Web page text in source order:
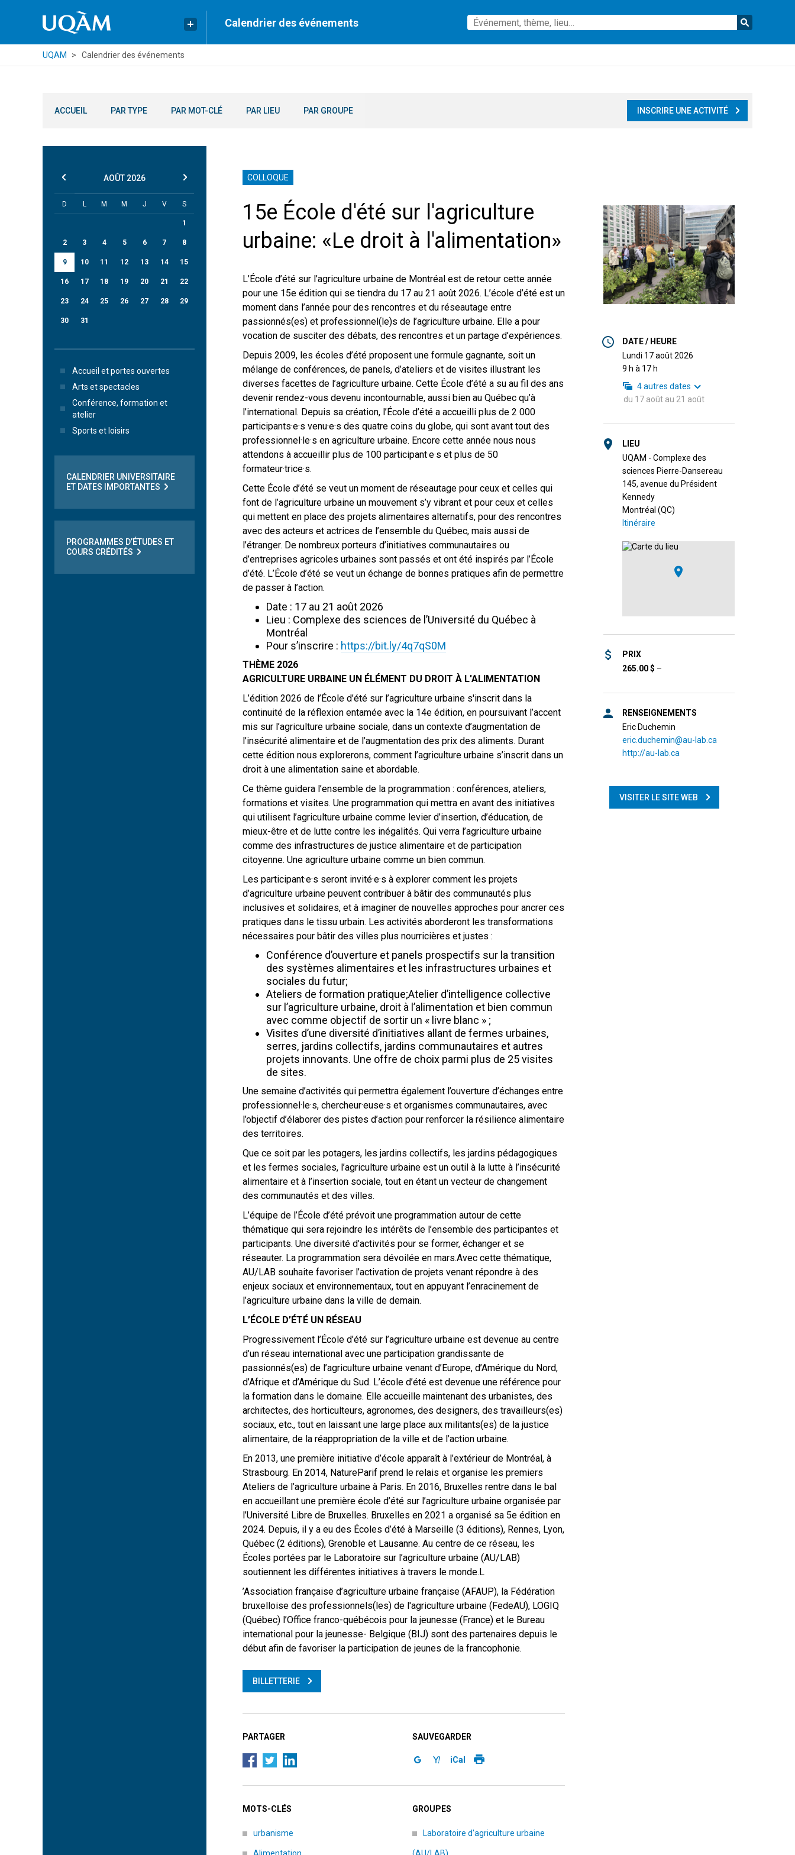
Calendrier des événements
UQAM Calendrier des événements
ACCUEIL PAR TYPE PAR MOT-CLÉ PAR LIEU PAR GROUPE INSCRIRE UNE ACTIVITÉ
COLLOQUE
15e École d'été sur l'agriculture
urbaine: «Le droit à l'alimentation»
L’École d’été sur l’agriculture urbaine de Montréal est de retour cette année
pour une 15e édition qui se tiendra du 17 au 21 août 2026. L’école d’été est un
moment dans l’année pour des rencontres et du réseautage entre
passionnés(es) et professionnel(le)s de l’agriculture urbaine. Elle a pour
vocation de susciter des débats, des rencontres et un partage d’expériences.
Depuis 2009, les écoles d’été proposent une formule gagnante, soit un
mélange de conférences, de panels, d’ateliers et de visites illustrant les
diverses facettes de l’agriculture urbaine. Cette École d’été a su au fil des ans
devenir rendez-vous devenu incontournable, aussi bien au Québec qu’à
l’international. Depuis sa création, l’École d’été a accueilli plus de 2 000
participants·e·s venu·e·s des quatre coins du globe, qui sont avant tout des
professionnel·le·s en agriculture urbaine. Encore cette année nous nous
attendons à accueillir plus de 100 participant·e·s et plus de 50
formateur·trice·s.
Cette École d’été se veut un moment de réseautage pour ceux et celles qui
font de l’agriculture urbaine un mouvement s’y vibrant et pour ceux et celles
qui mettent en place des projets alimentaires alternatifs, pour des rencontres
avec des acteurs et actrices de l’ensemble du Québec, mais aussi de
l’étranger. De nombreux porteurs d’initiatives communautaires ou
d’entreprises agricoles urbaines sont passés et ont été inspirés par l’École
d’été. L’École d’été se veut un échange de bonnes pratiques afin de permettre
de passer à l’action.
Date : 17 au 21 août 2026
Lieu : Complexe des sciences de l’Université du Québec à
Montréal
Pour s’inscrire : https://bit.ly/4q7qS0M
THÈME 2026
AGRICULTURE URBAINE UN ÉLÉMENT DU DROIT À L'ALIMENTATION
L’édition 2026 de l’École d’été sur l’agriculture urbaine s'inscrit dans la
continuité de la réflexion entamée avec la 14e édition, en poursuivant l’accent
mis sur l’agriculture urbaine sociale, dans un contexte d’augmentation de
l’insécurité alimentaire et de l’augmentation des prix des aliments. Durant
cette édition nous explorerons, comment l’agriculture urbaine s’inscrit dans un
droit à une alimentation saine et abordable.
Ce thème guidera l’ensemble de la programmation : conférences, ateliers,
formations et visites. Une programmation qui mettra en avant des initiatives
qui utilisent l’agriculture urbaine comme levier d’insertion, d’éducation, de
mieux-être et de lutte contre les inégalités. Qui verra l’agriculture urbaine
comme des infrastructures de justice alimentaire et de participation
citoyenne. Une agriculture urbaine comme un bien commun.
Les participant·e·s seront invité·e·s à explorer comment les projets
d’agriculture urbaine peuvent contribuer à bâtir des communautés plus
inclusives et solidaires, et à imaginer de nouvelles approches pour ancrer ces
pratiques dans le tissu urbain. Les activités aborderont les transformations
nécessaires pour bâtir des villes plus nourricières et justes :
Conférence d’ouverture et panels prospectifs sur la transition
des systèmes alimentaires et les infrastructures urbaines et
sociales du futur;
Ateliers de formation pratique;Atelier d’intelligence collective
sur l’agriculture urbaine, droit à l’alimentation et bien commun
avec comme objectif de sortir un « livre blanc » ;
Visites d’une diversité d’initiatives allant de fermes urbaines,
serres, jardins collectifs, jardins communautaires et autres
projets innovants. Une offre de choix parmi plus de 25 visites
de sites.
Une semaine d’activités qui permettra également l’ouverture d’échanges entre
professionnel·le·s, chercheur·euse·s et organismes communautaires, avec
l’objectif d’élaborer des pistes d’action pour renforcer la résilience alimentaire
des territoires.
Que ce soit par les potagers, les jardins collectifs, les jardins pédagogiques
et les fermes sociales, l’agriculture urbaine est un outil à la lutte à l’insécurité
alimentaire et à l’insertion sociale, tout en étant un vecteur de changement
des communautés et des villes.
L’équipe de l’École d’été prévoit une programmation autour de cette
thématique qui sera rejoindre les intérêts de l’ensemble des participantes et
participants. Une diversité d’activités pour se former, échanger et se
réseauter. La programmation sera dévoilée en mars.Avec cette thématique,
AU/LAB souhaite favoriser l’activation de projets venant répondre à des
enjeux sociaux et environnementaux, tout en appuyant l’enracinement de
l’agriculture urbaine dans la ville de demain.
L’ÉCOLE D’ÉTÉ UN RÉSEAU
Progressivement l’École d’été sur l’agriculture urbaine est devenue au centre
d’un réseau international avec une participation grandissante de
passionnés(es) de l’agriculture urbaine venant d’Europe, d’Amérique du Nord,
d’Afrique et d’Amérique du Sud. L’école d’été est devenue une référence pour
la formation dans le domaine. Elle accueille maintenant des urbanistes, des
architectes, des horticulteurs, agronomes, des designers, des travailleurs(es)
sociaux, etc., tout en laissant une large place aux militants(es) de la justice
alimentaire, de la réappropriation de la ville et de l’action urbaine.
En 2013, une première initiative d’école apparaît à l’extérieur de Montréal, à
Strasbourg. En 2014, NatureParif prend le relais et organise les premiers
Ateliers de l’agriculture urbaine à Paris. En 2016, Bruxelles rentre dans le bal
en accueillant une première école d’été sur l’agriculture urbaine organisée par
l’Université Libre de Bruxelles. Bruxelles en 2021 a organisé sa 5e édition en
2024. Depuis, il y a eu des Écoles d’été à Marseille (3 éditions), Rennes, Lyon,
Québec (2 éditions), Grenoble et Lausanne. Au centre de ce réseau, les
Écoles portées par le Laboratoire sur l’agriculture urbaine (AU/LAB)
soutiennent les différentes initiatives à travers le monde.L
’Association française d’agriculture urbaine française (AFAUP), la Fédération
bruxelloise des professionnels(les) de l'agriculture urbaine (FedeAU), LOGIQ
(Québec) l’Office franco-québécois pour la jeunesse (France) et le Bureau
international pour la jeunesse- Belgique (BIJ) sont des partenaires depuis le
début afin de favoriser la participation de jeunes de la francophonie.
BILLETTERIE
DATE / HEURE
lundi 17 août 2026
9 h à 17 h
4 autres dates
du 17 août au 21 août
LIEU
UQAM - Complexe des
sciences Pierre-Dansereau
145, avenue du Président
Kennedy
Montréal (QC)
Itinéraire
PRIX
265.00$ –
RENSEIGNEMENTS
Eric Duchemin
eric.duchemin@au-lab.ca
http://au-lab.ca
VISITER LE SITE WEB
PARTAGER SAUVEGARDER
iCal
MOTS-CLÉS
urbanisme
Alimentation
GROUPES
Laboratoire d'agriculture urbaine
(AU/LAB)
AOÛT 2026
D L M M J V S
1
2 3 4 5 6 7 8
9 10 11 12 13 14 15
16 17 18 19 20 21 22
23 24 25 26 27 28 29
30 31
Accueil et portes ouvertes
Arts et spectacles
Conférence, formation et
atelier
Sports et loisirs
CALENDRIER UNIVERSITAIRE
ET DATES IMPORTANTES
PROGRAMMES D’ÉTUDES ET
COURS CRÉDITÉS